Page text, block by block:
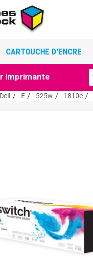
CARTOUCHE D'ENCRE
imprimante
Dell E 525w 1810e